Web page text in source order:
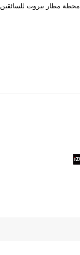
محطة مطار بيروت للسائقين